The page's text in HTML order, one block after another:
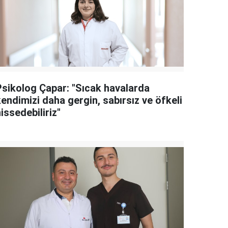
Çapar: "Sıcak havalarda
daha gergin, sabırsız ve öfkeli